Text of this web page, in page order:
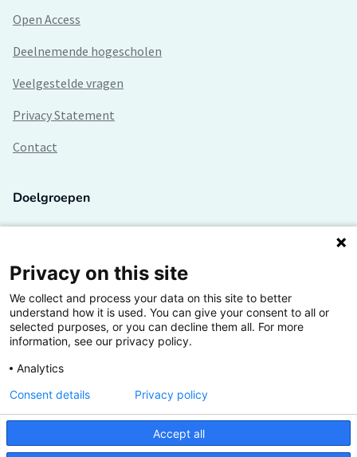
Open Access
Deelnemende hogescholen
Veelgestelde vragen
Privacy Statement
Contact
Doelgroepen
Lectoren en onderzoekers
Bedrijven
Hogescholen
De grootste kennisbank van het HBO
Inspiratie op jouw vakgebied
Privacy on this site
We collect and process your data on this site to better
understand how it is used. You can give your consent to all or
selected purposes, or you can decline them all. For more
information, see our privacy policy.
Analytics
Accept all
Consent details Privacy policy